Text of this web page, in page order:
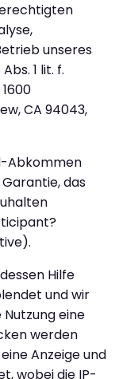
unseres
1 lit. f.
CA 94043,
Abkommen
das
Hilfe
und wir
eine
werden
Anzeige und
wobei die IP-